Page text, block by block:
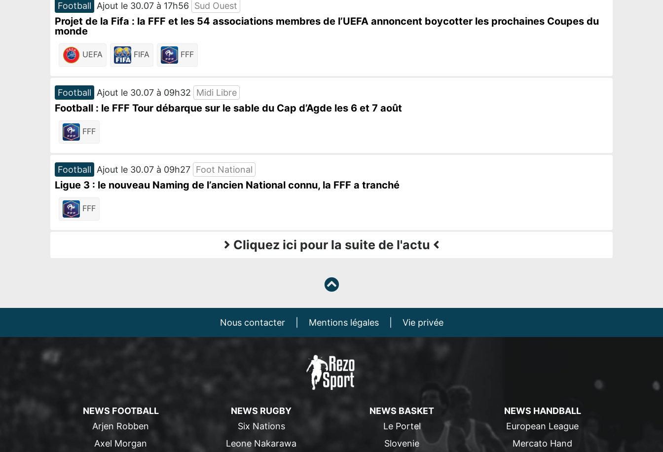
Football Ajout le 30.07 à 17h56 Sud Ouest
Projet de la Fifa : la FFF et les 54 associations membres de l’UEFA annoncent boycotter les prochaines Coupes du
monde
UEFA FIFA FFF
Football Ajout le 30.07 à 09h32 Midi Libre
Football : le FFF Tour débarque sur le sable du Cap d’Agde les 6 et 7 août
FFF
Football Ajout le 30.07 à 09h27 Foot National
Ligue 3 : le nouveau Naming de l’ancien National connu, la FFF a tranché
FFF
Cliquez ici pour la suite de l'actu
Nous contacter Mentions légales Vie privée
NEWS FOOTBALL
Arjen Robben
Axel Morgan
NEWS RUGBY
Six Nations
Leone Nakarawa
NEWS BASKET
Le Portel
Slovenie
NEWS HANDBALL
European League
Mercato Hand